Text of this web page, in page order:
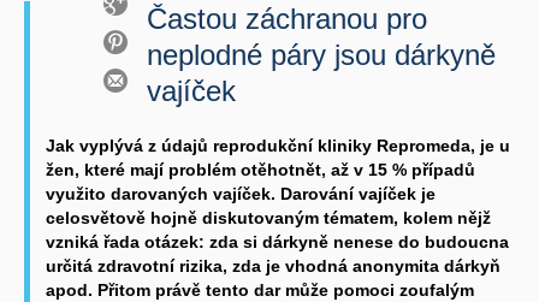
Častou záchranou pro
neplodné páry jsou dárkyně
vajíček
Jak vyplývá z údajů reprodukční kliniky Repromeda, je u
žen, které mají problém otěhotnět, až v 15 % případů
využito darovaných vajíček. Darování vajíček je
celosvětově hojně diskutovaným tématem, kolem nějž
vzniká řada otázek: zda si dárkyně nenese do budoucna
určitá zdravotní rizika, zda je vhodná anonymita dárkyň
apod. Přitom právě tento dar může pomoci zoufalým